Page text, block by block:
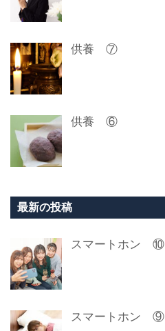
供養 ⑦
供養 ⑥
最新の投稿
スマートホン ⑩
スマートホン ⑨